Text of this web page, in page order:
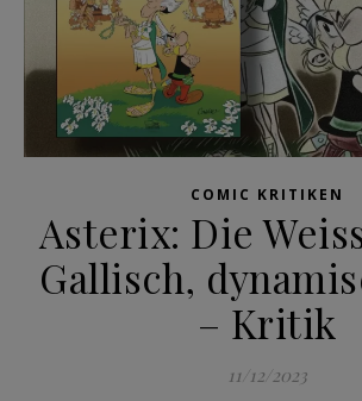
COMIC KRITIKEN
Asterix: Die
Gallisch,
– Kritik
11/12/2023